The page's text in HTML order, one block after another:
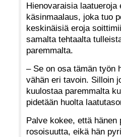
Hienovaraisia
käsinmaalaus, joka tuo
keskinäisiä eroja
samalta tehtaalta
paremmalta.
– Se on osa tämän työn
vähän eri tavoin. Silloin
kuulostaa paremmalta
pidetään huolta
Palve kokee, että hänen
rosoisuutta, eikä hän